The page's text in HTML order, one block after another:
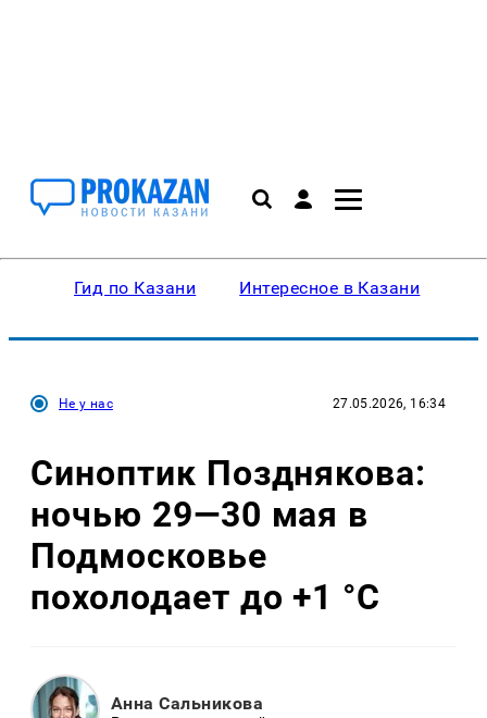
Гид по Казани Интересное в Казани
Не у нас 27.05.2026, 16:34
Синоптик Позднякова:
ночью 29—30 мая в
Подмосковье
похолодает до +1 °C
Анна Сальникова